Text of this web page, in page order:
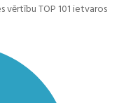
TOP 101 ietvaros